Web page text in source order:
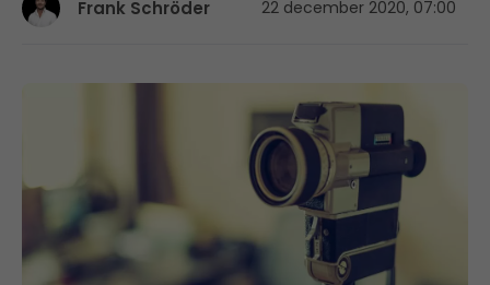
Frank Schröder 22 december 2020, 07:00